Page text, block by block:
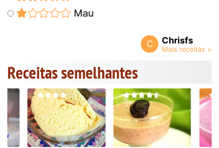
Mau
C Chrisfs
Receitas semelhantes